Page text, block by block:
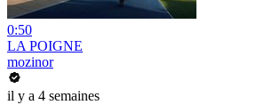
0:50
LA POIGNE
mozinor
il y a 4 semaines